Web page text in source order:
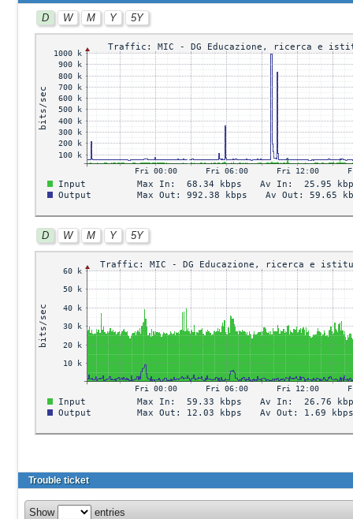
D W M Y 5Y
D W M Y 5Y
Trouble ticket
Show entries